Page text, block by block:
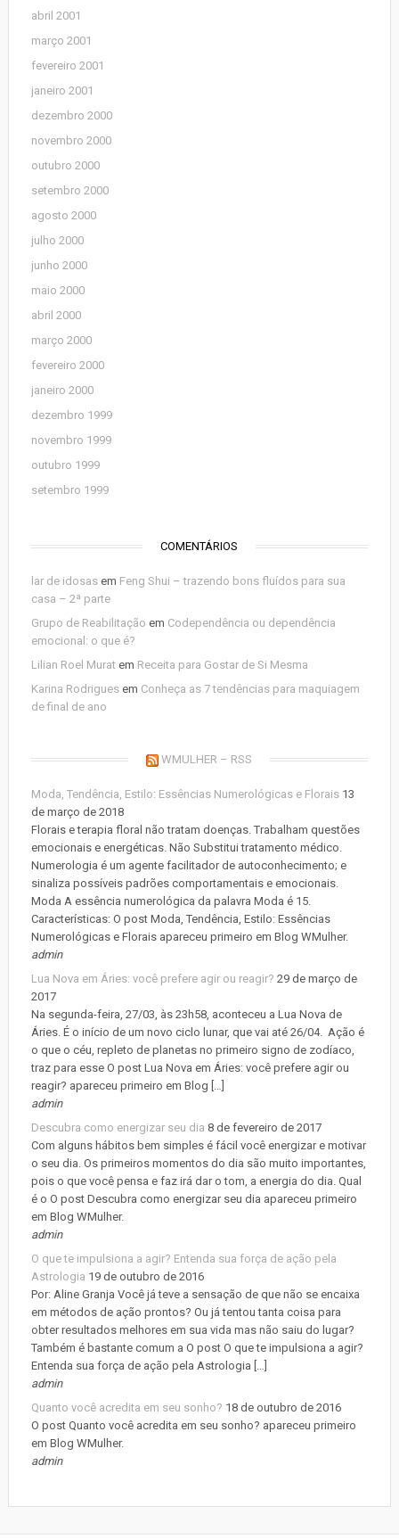
abril 2001
março 2001
fevereiro 2001
janeiro 2001
dezembro 2000
novembro 2000
outubro 2000
setembro 2000
agosto 2000
julho 2000
junho 2000
maio 2000
abril 2000
março 2000
fevereiro 2000
janeiro 2000
dezembro 1999
novembro 1999
outubro 1999
setembro 1999
COMENTÁRIOS
lar de idosasem Feng Shui – trazendo bons fluídos para sua
casa – 2ª parte
Grupo de Reabilitação em Codependência ou dependência
emocional: o que é?
Lilian Roel Muratem Receita para Gostar de Si Mesma
Karina Rodriguesem Conheça as 7 tendências para maquiagem
de final de ano
WMULHER – RSS
Moda, Tendência, Estilo: Essências Numerológicas e Florais 13
de março de 2018
Florais e terapia floral não tratam doenças. Trabalham questões
emocionais e energéticas. Não Substitui tratamento médico.
Numerologia é um agente facilitador de autoconhecimento; e
sinaliza possíveis padrões comportamentais e emocionais.
Moda A essência numerológica da palavra Moda é 15.
Características: O post Moda, Tendência, Estilo: Essências
Numerológicas e Florais apareceu primeiro em Blog WMulher.
admin
Lua Nova em Áries: você prefere agir ou reagir? 29 de março de
2017
Na segunda-feira, 27/03, às 23h58, aconteceu a Lua Nova de
Áries. É o início de um novo ciclo lunar, que vai até 26/04. Ação é
o que o céu, repleto de planetas no primeiro signo de zodíaco,
traz para esse O post Lua Nova em Áries: você prefere agir ou
reagir? apareceu primeiro em Blog […]
admin
Descubra como energizar seu dia 8 de fevereiro de 2017
Com alguns hábitos bem simples é fácil você energizar e motivar
o seu dia. Os primeiros momentos do dia são muito importantes,
pois o que você pensa e faz irá dar o tom, a energia do dia. Qual
é o O post Descubra como energizar seu dia apareceu primeiro
em Blog WMulher.
admin
O que te impulsiona a agir? Entenda sua força de ação pela
Astrologia 19 de outubro de 2016
Por: Aline Granja Você já teve a sensação de que não se encaixa
em métodos de ação prontos? Ou já tentou tanta coisa para
obter resultados melhores em sua vida mas não saiu do lugar?
Também é bastante comum a O post O que te impulsiona a agir?
Entenda sua força de ação pela Astrologia […]
admin
Quanto você acredita em seu sonho? 18 de outubro de 2016
O post Quanto você acredita em seu sonho? apareceu primeiro
em Blog WMulher.
admin